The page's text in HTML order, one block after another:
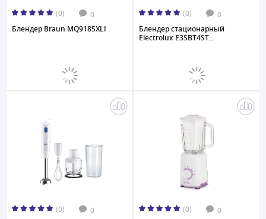
(0) 0
Блендер Braun MQ9185XLI
(0) 0
Блендер стационарный
Electrolux E3SBT4ST...
(0) 0 (0) 0